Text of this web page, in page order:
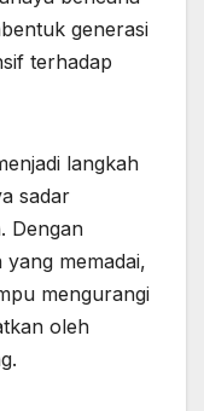
generasi
terhadap
langkah
sadar
Dengan
memadai,
mengurangi
oleh